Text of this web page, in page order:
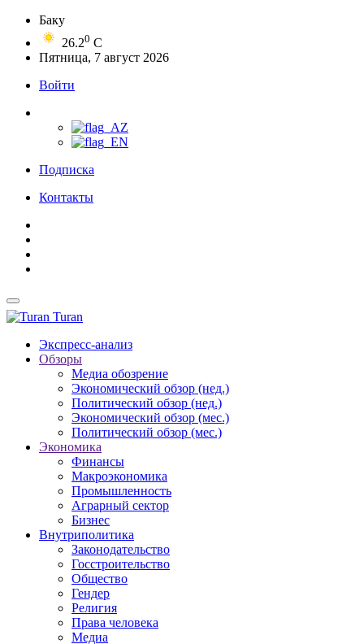
Баку
26.20 C
Пятница, 7 август 2026
Войти
Подписка
Контакты
Turan
Экспресс-анализ
Обзоры
Медиа обозрение
Экономический обзор (нед.)
Политический обзор (нед.)
Экономический обзор (мес.)
Политический обзор (мес.)
Экономика
Финансы
Макроэкономика
Промышленность
Аграрный сектор
Бизнес
Внутриполитика
Законодательство
Госстроительство
Общество
Гендер
Религия
Права человека
Медиа